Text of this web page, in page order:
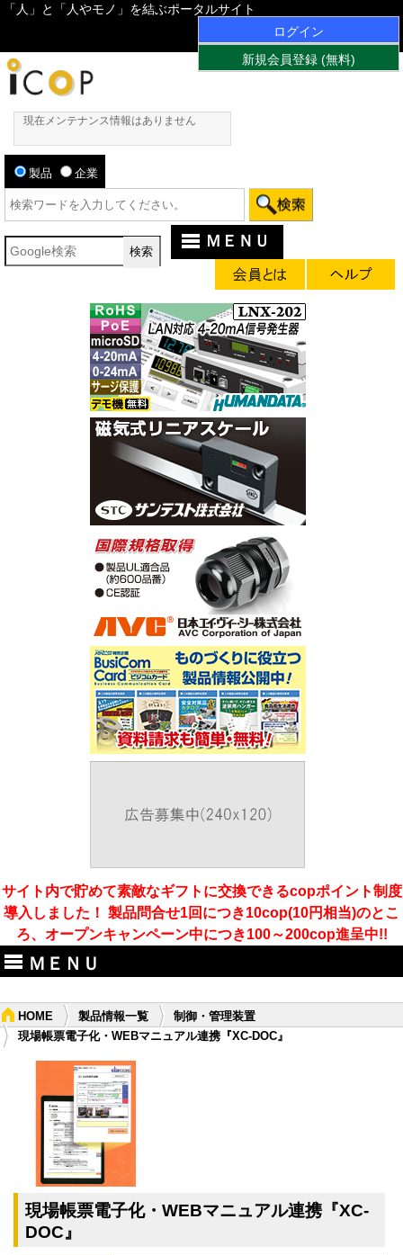
「人」と「人やモノ」を結ぶポータルサイト
ログイン
新規会員登録 (無料)
現在メンテナンス情報はありません
製品 企業
ＭＥＮＵ
サイト内で貯めて素敵なギフトに交換できるcopポイント制度
導入しました！ 製品問合せ1回につき10cop(10円相当)のとこ
ろ、オープンキャンペーン中につき100～200cop進呈中!!
ＭＥＮＵ
HOME 製品情報一覧
制御・管理装置
現場帳票電子化・WEBマニュアル連携『XC-DOC』
現場帳票電子化・WEBマニュアル連携『XC-
DOC』